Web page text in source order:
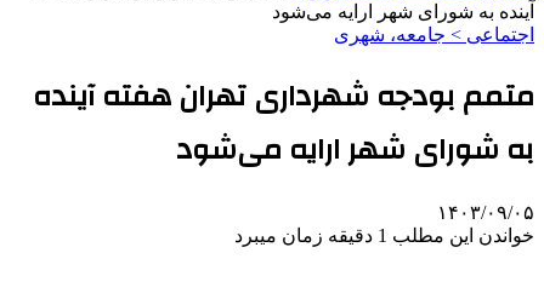
آینده به شورای شهر ارایه می‌شود
اجتماعی > جامعه، شهری
متمم بودجه شهرداری تهران هفته آینده
به شورای شهر ارایه می‌شود
۱۴۰۳/۰۹/۰۵
خواندن این مطلب 1 دقیقه زمان میبرد